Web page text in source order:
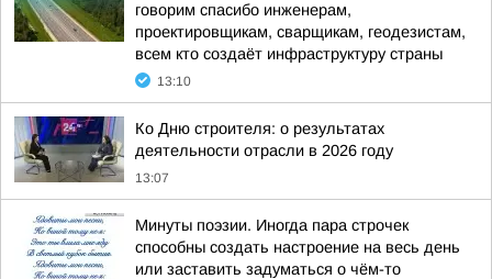
говорим спасибо инженерам,
проектировщикам, сварщикам, геодезистам,
всем кто создаёт инфраструктуру страны
13:10
Ко Дню строителя: о результатах
деятельности отрасли в 2026 году
13:07
Минуты поэзии. Иногда пара строчек
способны создать настроение на весь день
или заставить задуматься о чём-то